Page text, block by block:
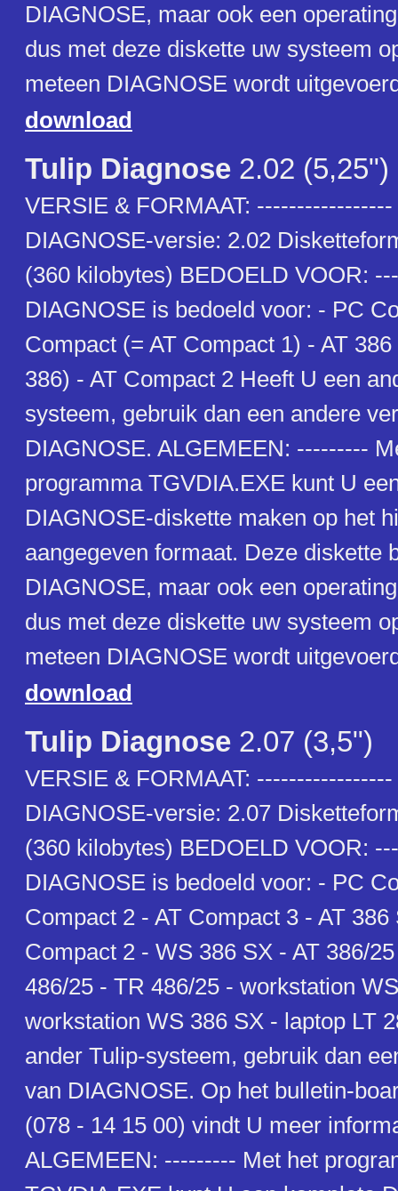
DIAGNOSE, maar ook een
dus met deze diskette uw systeem
meteen DIAGNOSE wordt
download
Tulip Diagnose 2.02 (5,25")
VERSIE & FORMAAT:
DIAGNOSE-versie: 2.02
(360 kilobytes) BEDOELD VOOR:
DIAGNOSE is bedoeld voor: - PC
Compact (= AT Compact 1) - AT
386) - AT Compact 2 Heeft U een
systeem, gebruik dan een andere
DIAGNOSE. ALGEMEEN: ---------
programma TGVDIA.EXE kunt U
DIAGNOSE-diskette maken op het
aangegeven formaat. Deze diskette
DIAGNOSE, maar ook een
dus met deze diskette uw systeem
meteen DIAGNOSE wordt
download
Tulip Diagnose 2.07 (3,5")
VERSIE & FORMAAT:
DIAGNOSE-versie: 2.07
(360 kilobytes) BEDOELD VOOR:
DIAGNOSE is bedoeld voor: - PC
Compact 2 - AT Compact 3 - AT 386
Compact 2 - WS 386 SX - AT 386/
486/25 - TR 486/25 - workstation
workstation WS 386 SX - laptop LT
ander Tulip-systeem, gebruik dan
van DIAGNOSE. Op het bulletin-
(078 - 14 15 00) vindt U meer
ALGEMEEN: --------- Met het